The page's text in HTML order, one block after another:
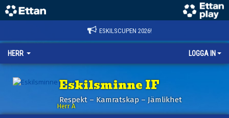
ESKILSCUPEN 2026!
HERR LOGGA IN
Eskilsminne IF
Respekt – Kamratskap – Jämlikhet
Herr A